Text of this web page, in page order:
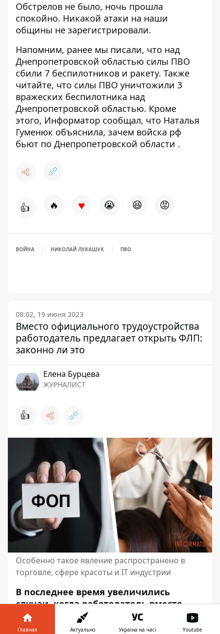
Обстрелов не было, ночь прошла
спокойно. Никакой атаки на наши
общины не зарегистрировали.
Напомним, ранее мы писали, что над
Днепропетровской областью силы ПВО
сбили 7 беспилотников и ракету. Также
читайте, что силы ПВО уничтожили 3
вражеских беспилотника над
Днепропетровской областью. Кроме
этого, Информатор сообщал, что Наталья
Гуменюк объяснила, зачем войска рф
бьют по Днепропетровской области .
👍 🔥 ♥ 😭 😆 😡
ВОЙНА НИКОЛАЙ ЛУКАШУК ПВО
08:02, 19 июня 2023
Вместо официального трудоустройства
работодатель предлагает открыть ФЛП:
законно ли это
Елена Бурцева
ЖУРНАЛИСТ
👍
Особенно такое явление распространено в
торговле, сфере красоты и IT индустрии
В последнее время увеличились
случаи, когда работодатель вместо
официального трудоустройства
предлагает работнику оформить ФЛП.
Главная Актуально Україна на часі Youtube